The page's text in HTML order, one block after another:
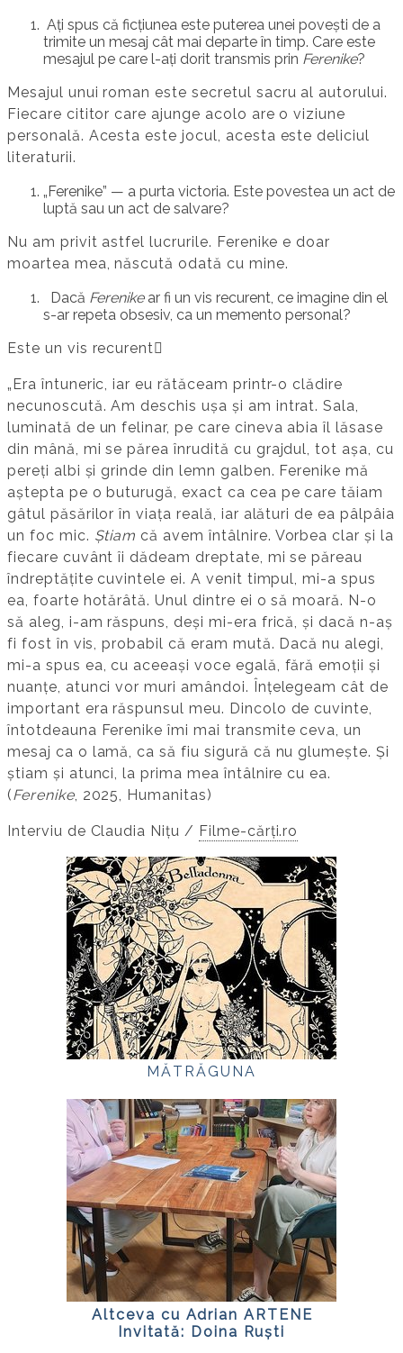
Ați spus că ficțiunea este puterea unei povești de a
trimite un mesaj cât mai departe în timp. Care este
mesajul pe care l-ați dorit transmis prin Ferenike?
Mesajul unui roman este secretul sacru al autorului.
Fiecare cititor care ajunge acolo are o viziune
personală. Acesta este jocul, acesta este deliciul
literaturii.
„Ferenike” — a purta victoria. Este povestea un act de
luptă sau un act de salvare?
Nu am privit astfel lucrurile. Ferenike e doar
moartea mea, născută odată cu mine.
Dacă Ferenikear fi un vis recurent, ce imagine din el
s-ar repeta obsesiv, ca un memento personal?
Este un vis recurent
„Era întuneric, iar eu rătăceam printr-o clădire
necunoscută. Am deschis ușa și am intrat. Sala,
luminată de un felinar, pe care cineva abia îl lăsase
din mână, mi se părea înrudită cu grajdul, tot așa, cu
pereți albi și grinde din lemn galben. Ferenike mă
aștepta pe o buturugă, exact ca cea pe care tăiam
gâtul păsărilor în viața reală, iar alături de ea pâlpâia
un foc mic. Știam că avem întâlnire. Vorbea clar și la
fiecare cuvânt îi dădeam dreptate, mi se păreau
îndreptățite cuvintele ei. A venit timpul, mi-a spus
ea, foarte hotărâtă. Unul dintre ei o să moară. N-o
să aleg, i-am răspuns, deși mi-era frică, și dacă n-aș
fi fost în vis, probabil că eram mută. Dacă nu alegi,
mi-a spus ea, cu aceeași voce egală, fără emoții și
nuanțe, atunci vor muri amândoi. Înțelegeam cât de
important era răspunsul meu. Dincolo de cuvinte,
întotdeauna Ferenike îmi mai transmite ceva, un
mesaj ca o lamă, ca să fiu sigură că nu glumește. Și
știam și atunci, la prima mea întâlnire cu ea.
(Ferenike, 2025, Humanitas)
Interviu de Claudia Nițu / Filme-cărți.ro
MĂTRĂGUNA
⁠Altceva cu Adrian ARTENE
Invitată: Doina Ruști